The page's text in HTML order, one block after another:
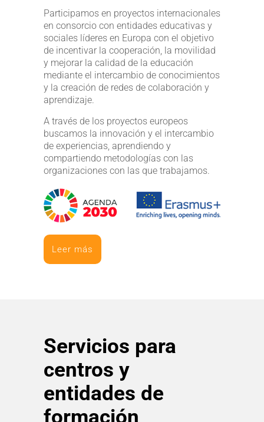
Participamos en proyectos internacionales
en consorcio con entidades educativas y
sociales líderes en Europa con el objetivo
de incentivar la cooperación, la movilidad
y mejorar la calidad de la educación
mediante el intercambio de conocimientos
y la creación de redes de colaboración y
aprendizaje.
A través de los proyectos europeos
buscamos la innovación y el intercambio
de experiencias, aprendiendo y
compartiendo metodologías con las
organizaciones con las que trabajamos.
Leer más
Servicios para
centros y
entidades de
formación